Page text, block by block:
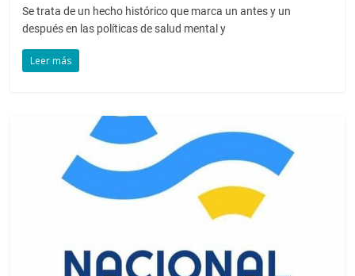
Se trata de un hecho histórico que marca un antes y un
después en las políticas de salud mental y
Leer más